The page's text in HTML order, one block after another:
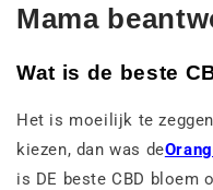
Mama
Wat is de beste
Het is moeilijk te
kiezen, dan was de
is DE beste CBD bloem